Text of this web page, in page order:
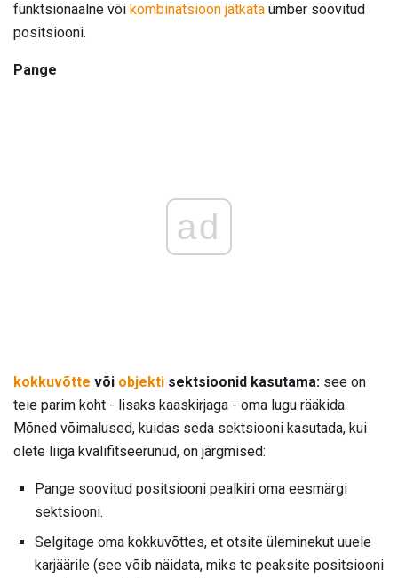
funktsionaalne või kombinatsioon jätkata ümber soovitud
positsiooni.
Pange
ad
kokkuvõtte või objekti sektsioonid kasutama: see on
teie parim koht - lisaks kaaskirjaga - oma lugu rääkida.
Mõned võimalused, kuidas seda sektsiooni kasutada, kui
olete liiga kvalifitseerunud, on järgmised:
Pange soovitud positsiooni pealkiri oma eesmärgi
sektsiooni.
Selgitage oma kokkuvõttes, et otsite üleminekut uuele
karjäärile (see võib näidata, miks te peaksite positsiooni